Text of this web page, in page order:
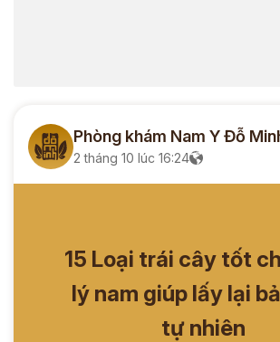
Phòng khám Nam Y Đỗ
2 tháng 10 lúc 16:24
15 Loại trái cây tốt
lý nam giúp lấy lại
tự nhiên